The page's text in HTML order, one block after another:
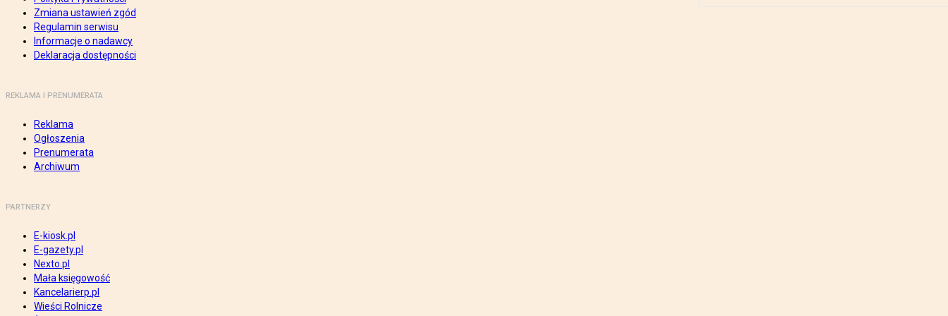
Zmiana ustawień zgód
Regulamin serwisu
Informacje o nadawcy
Deklaracja dostępności
REKLAMA I PRENUMERATA
Reklama
Ogłoszenia
Prenumerata
Archiwum
PARTNERZY
E-kiosk.pl
E-gazety.pl
Nexto.pl
Mała księgowość
Kancelarierp.pl
Wieści Rolnicze